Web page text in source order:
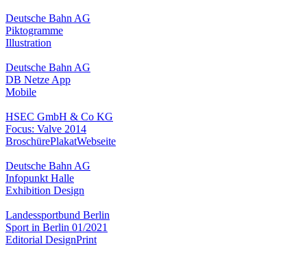
Deutsche Bahn AG
Piktogramme
Illustration
Deutsche Bahn AG
DB Netze App
Mobile
HSEC GmbH & Co KG
Focus: Valve 2014
BroschürePlakatWebseite
Deutsche Bahn AG
Infopunkt Halle
Exhibition Design
Landessportbund Berlin
Sport in Berlin 01/2021
Editorial DesignPrint